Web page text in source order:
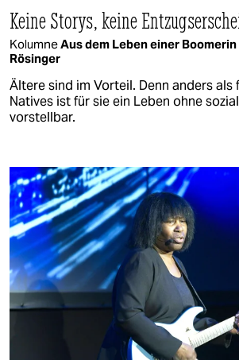
Keine Storys, keine
KolumneAus dem Leben einer Boomerin
Rösinger
Ältere sind im Vorteil. Denn anders als
Natives ist für sie ein Leben ohne
vorstellbar.